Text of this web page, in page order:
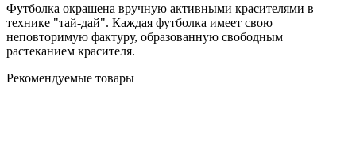
Футболка окрашена вручную активными красителями в
технике "тай-дай". Каждая футболка имеет свою
неповторимую фактуру, образованную свободным
растеканием красителя.
Рекомендуемые товары